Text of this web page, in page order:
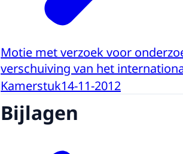
Motie met verzoek voor
verschuiving van het
Kamerstuk14-11-2012
Bijlagen